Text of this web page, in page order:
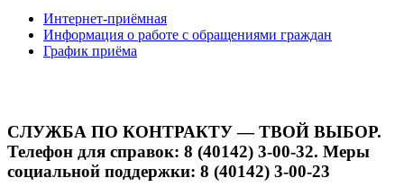
Интернет-приёмная
Информация о работе с обращениями граждан
График приёма
СЛУЖБА ПО КОНТРАКТУ — ТВОЙ ВЫБОР.
Телефон для справок: 8 (40142) 3-00-32. Меры
социальной поддержки: 8 (40142) 3-00-23